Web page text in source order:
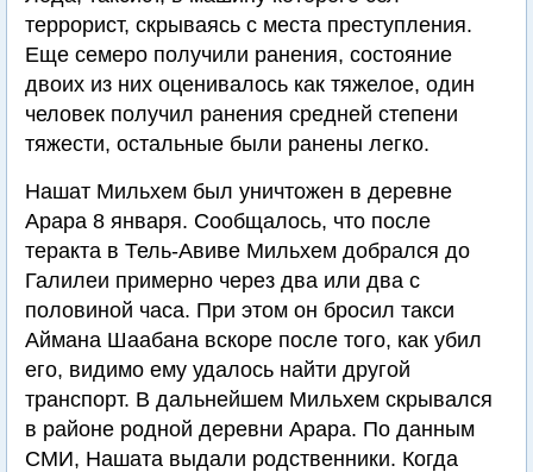
террорист, скрываясь с места преступления.
Еще семеро получили ранения, состояние
двоих из них оценивалось как тяжелое, один
человек получил ранения средней степени
тяжести, остальные были ранены легко.
Нашат Мильхем был уничтожен в деревне
Арара 8 января. Сообщалось, что после
теракта в Тель-Авиве Мильхем добрался до
Галилеи примерно через два или два с
половиной часа. При этом он бросил такси
Аймана Шаабана вскоре после того, как убил
его, видимо ему удалось найти другой
транспорт. В дальнейшем Мильхем скрывался
в районе родной деревни Арара. По данным
СМИ, Нашата выдали родственники. Когда